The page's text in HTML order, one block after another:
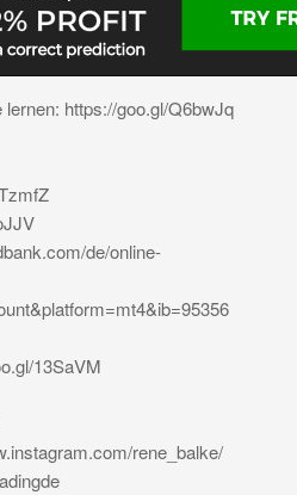
https://goo.gl/Q6bwJq
de/online-
13SaVM
rene_balke/